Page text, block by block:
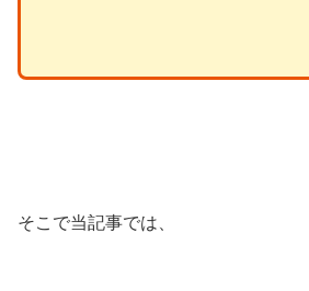
そこで当記事では、